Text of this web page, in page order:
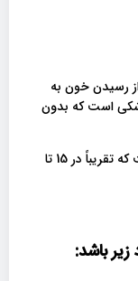
رسیدن خون به
است که بدون
خفگی رایج ترین عارضه جدی فتق فمورال است که تقریباً در 15 تا
باشد: